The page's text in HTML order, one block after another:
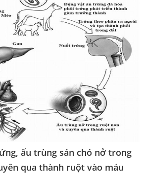
ấu trùng sán chó nở trong
qua thành ruột vào máu